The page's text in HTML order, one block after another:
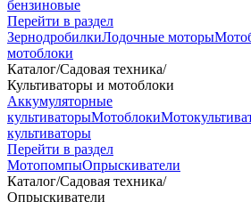
бензиновые
Перейти в раздел
ЗернодробилкиЛодочные моторы
мотоблоки
Каталог/Садовая техника/
Культиваторы и мотоблоки
Аккумуляторные
культиваторыМотоблоки
культиваторы
Перейти в раздел
МотопомпыОпрыскиватели
Каталог/Садовая техника/
Опрыскиватели